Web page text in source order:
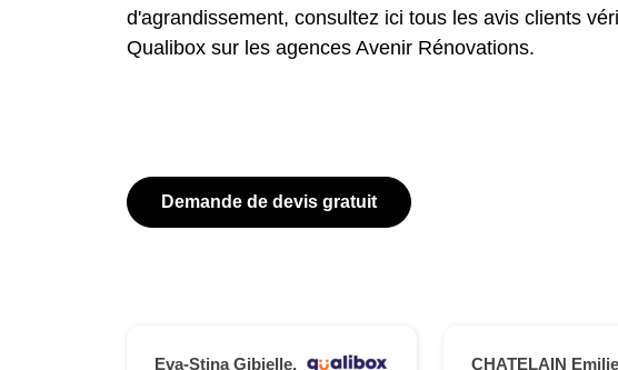
d'agrandissement, consultez ici tous les avis clients
Qualibox sur les agences Avenir Rénovations.
Demande de devis gratuit
Eva-Stina Gibielle. CHATELAIN